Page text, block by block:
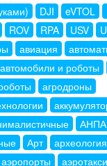
DJI eVTOL
ROV RPA USV
авиация
автомобили и роботы
агродроны
АНПА
Арт археология
аэропорты
аэротакси